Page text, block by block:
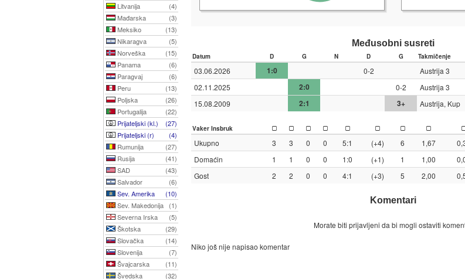
Litvanija
(4)
Mađarska
(3)
Meksiko
(13)
Nikaragva
(5)
Norveška
(15)
Panama
(6)
Paragvaj
(6)
Peru
(13)
Poljska
(26)
Portugalija
(22)
Prijateljski (kl.)
(27)
Prijateljski (r)
(4)
Rumunija
(27)
Rusija
(41)
SAD
(43)
Salvador
(6)
Sev. Amerika
(10)
Sev. Makedonija
(1)
Severna Irska
(5)
Škotska
(29)
Slovačka
(14)
Slovenija
(7)
Švajcarska
(11)
Švedska
(32)
Međusobni susreti
Datum D G N D G Takmičenje
03.06.2026 1:0 0-2 Austrija 3
02.11.2025
2:0 0-2 Austrija 3
15.08.2009
2:1 3+ Austrija, Kup
Vaker Insbruk
Ukupno 3 3 0 0 5:1 (+4) 6 1,67
Domaćin
1 1 0 0 1:0 (+1) 1 1,00
Gost
2 2 0 0 4:1 (+3) 5 2,00
Komentari
Morate biti prijavljeni da bi mogli ostaviti
Niko još nije napisao komentar